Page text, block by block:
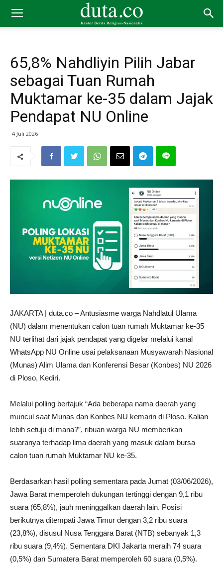
65,8% Nahdliyin Pilih Jabar
sebagai Tuan Rumah
Muktamar ke-35 dalam Jajak
Pendapat NU Online
4 Juli 2026
JAKARTA | duta.co – Antusiasme warga Nahdlatul Ulama
(NU) dalam menentukan calon tuan rumah Muktamar ke-35
NU terlihat dari jajak pendapat yang digelar melalui kanal
WhatsApp NU Online usai pelaksanaan Musyawarah Nasional
(Munas) Alim Ulama dan Konferensi Besar (Konbes) NU 2026
di Ploso, Kediri.
Melalui polling bertajuk “Ada beberapa nama daerah yang
muncul saat Munas dan Konbes NU kemarin di Ploso. Kalian
lebih setuju di mana?”, ribuan warga NU memberikan
suaranya terhadap lima daerah yang masuk dalam bursa
calon tuan rumah Muktamar NU ke-35.
Berdasarkan hasil polling sementara pada Jumat (03/06/2026),
Jawa Barat memperoleh dukungan tertinggi dengan 9,1 ribu
suara (65,8%), jauh meninggalkan daerah lain. Posisi
berikutnya ditempati Jawa Timur dengan 3,2 ribu suara
(23,8%), disusul Nusa Tenggara Barat (NTB) sebanyak 1,3
ribu suara (9,4%). Sementara DKI Jakarta meraih 74 suara
(0,5%) dan Sumatera Barat memperoleh 60 suara (0,5%).